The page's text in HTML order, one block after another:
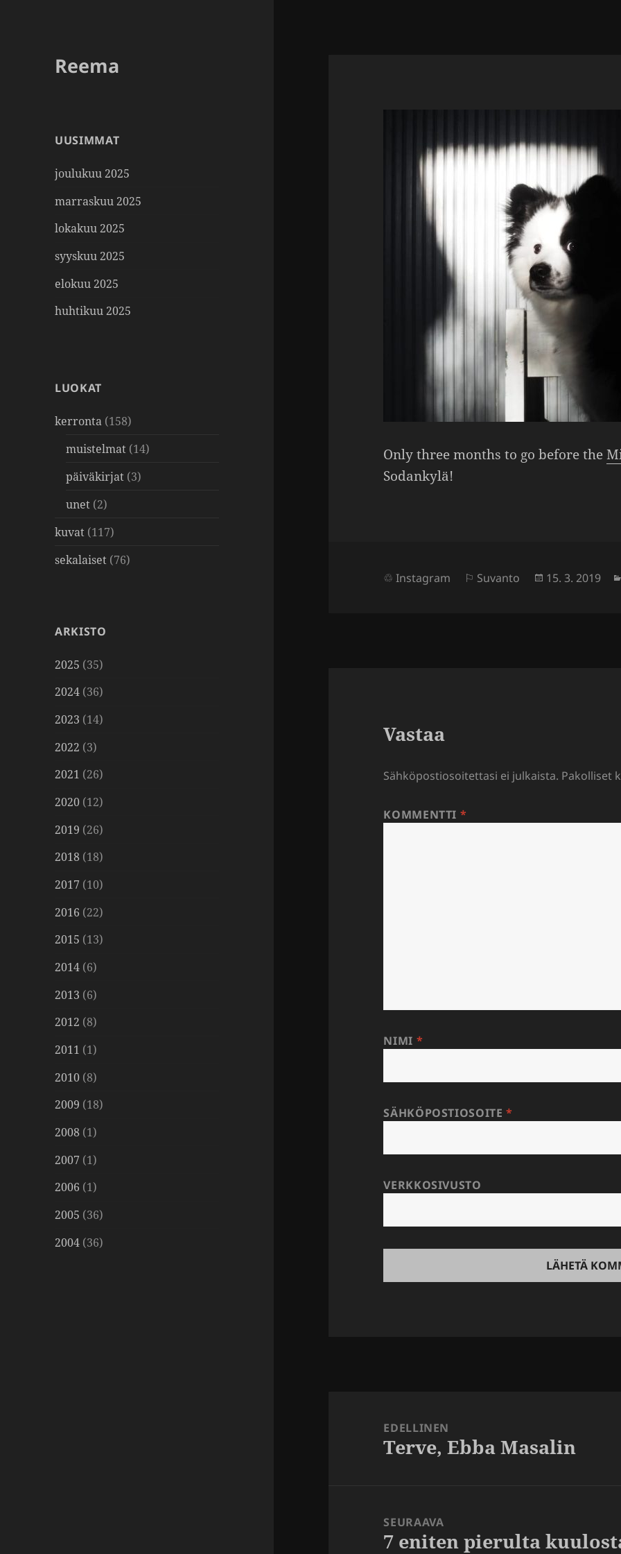
Reema
UUSIMMAT
joulukuu 2025
marraskuu 2025
lokakuu 2025
syyskuu 2025
elokuu 2025
huhtikuu 2025
LUOKAT
kerronta (158)
muistelmat (14)
päiväkirjat (3)
unet (2)
kuvat (117)
sekalaiset (76)
ARKISTO
2025 (35)
2024 (36)
2023 (14)
2022 (3)
2021 (26)
2020 (12)
2019 (26)
2018 (18)
2017 (10)
2016 (22)
2015 (13)
2014 (6)
2013 (6)
2012 (8)
2011 (1)
2010 (8)
2009 (18)
2008 (1)
2007 (1)
2006 (1)
2005 (36)
2004 (36)
Only three months to go before the
Sodan­kylä!
Instagram Suvanto Julkaistu
15. 3. 2019
Vastaa
Sähköpostiosoitettasi ei julkaista. Pakolliset
KOMMENTTI *
NIMI *
SÄHKÖPOSTIOSOITE*
VERKKOSIVUSTO
EDELLINEN
Edellinen
Terve, Ebba Masalin
SEURAAVA
Seuraava
7 eniten pierulta